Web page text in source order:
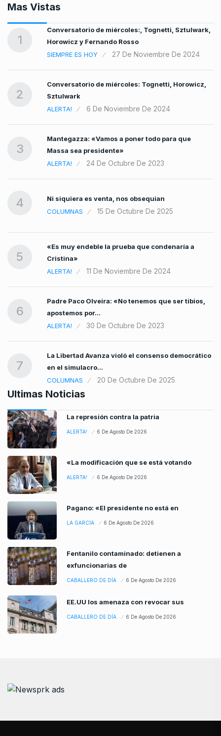
Mas Vistas
1
Conversatorio de miércoles:, Tognetti, Sztulwark,
Horowicz y Fernando Rosso
SIEMPRE ES HOY
27 De Noviembre De 2024
2
Conversatorio de miércoles: Tognetti, Horowicz,
Sztulwark
ALERTA!
6 De Noviembre De 2024
3
Mantegazza: «Vamos a poner todo para que
Massa sea presidente»
ALERTA!
24 De Octubre De 2023
4
Ni siquiera es venta, nos obsequian
COLUMNAS
15 De Octubre De 2025
5
«Es muy endeble la prueba que condenaría a
Cristina»
ALERTA!
11 De Noviembre De 2024
6
Padre Paco Olveira: «No tenemos que ser tibios,
apostemos por…
ALERTA!
30 De Octubre De 2023
7
La Libertad Avanza violó el consenso democrático
en el simulacro…
COLUMNAS
20 De Octubre De 2025
Ultimas Noticias
La represión contra la patria
ALERTA! 6 De Agosto De 2026
«La modificación que se está votando
ALERTA! 6 De Agosto De 2026
Pagano: «El presidente no está en
LA GARCÍA 6 De Agosto De 2026
Fentanilo contaminado: detienen a
exfuncionarias de
CABALLERO DE DÍA 6 De Agosto De 2026
EE.UU los amenaza con revocar sus
CABALLERO DE DÍA 6 De Agosto De 2026